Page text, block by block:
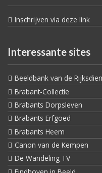
Inschrijven via deze link
Interessante sites
Beeldbank van de
Brabant-Collectie
Brabants Dorpsleven
Brabants Erfgoed
Brabants Heem
Canon van de Kempen
De Wandeling TV